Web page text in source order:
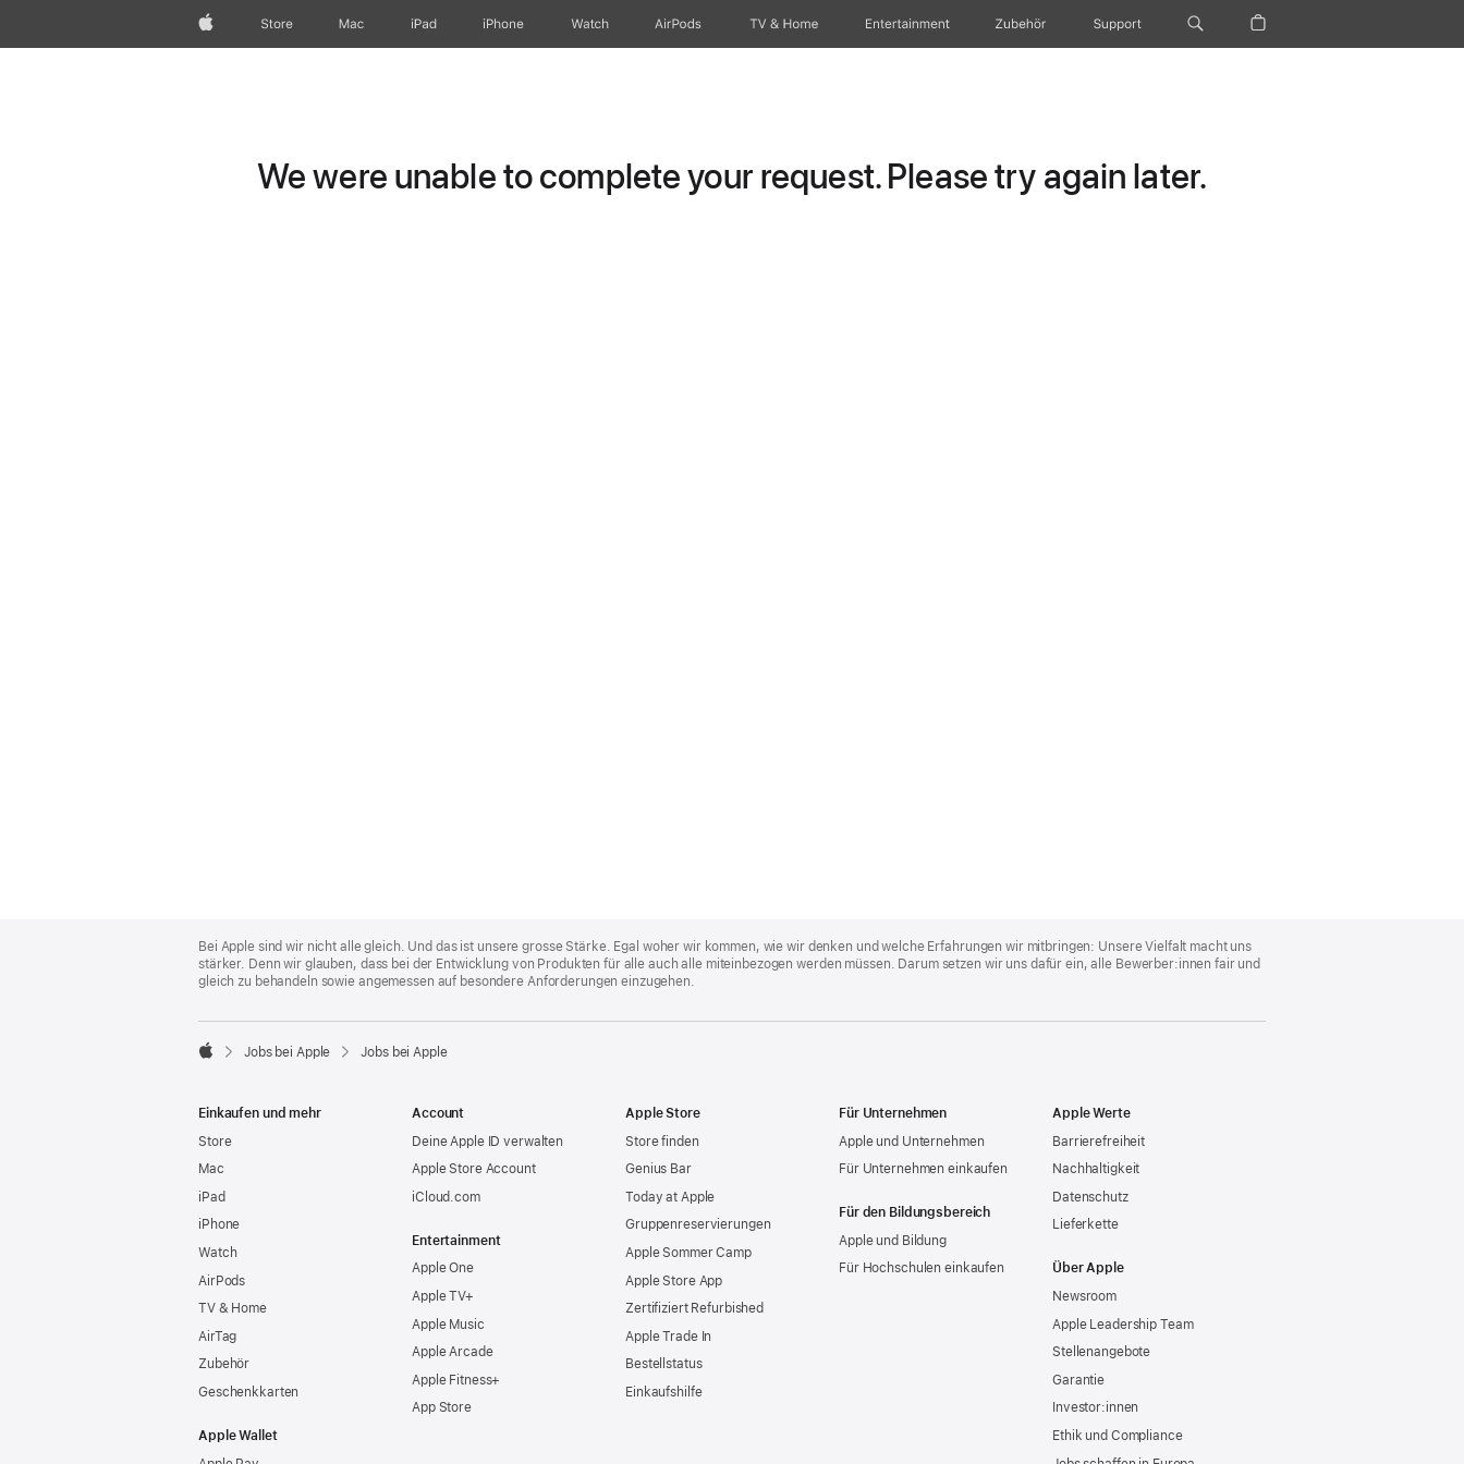
Apple Store Mac iPad iPhone Watch AirPods TV & Home Entertainment Zubehör Support
We were unable to complete your request. Please try again later.
Footer
Bei Apple sind wir nicht alle gleich. Und das ist unsere grosse Stärke. Egal woher wir kommen, wie wir denken und welche Erfahrungen wir mitbringen: Unsere Vielfalt macht uns
stärker. Denn wir glauben, dass bei der Entwicklung von Produkten für alle auch alle miteinbezogen werden müssen. Darum setzen wir uns dafür ein, alle Bewerber:innen fair und
gleich zu behandeln sowie angemessen auf besondere Anforderungen einzugehen.

Jobs bei Apple Jobs bei Apple
Einkaufen und mehr
Store
Mac
iPad
iPhone
Watch
AirPods
TV & Home
AirTag
Zubehör
Geschenkkarten
Apple Wallet
Account
Deine Apple ID verwalten
Apple Store Account
iCloud.com
Entertainment
Apple One
Apple TV+
Apple Music
Apple Arcade
Apple Fitness+
App Store
Apple Store
Store finden
Genius Bar
Today at Apple
Gruppen­reservierungen
Apple Sommer Camp
Apple Store App
Zertifiziert Refurbished
Apple Trade In
Bestellstatus
Einkaufshilfe
Für Unternehmen
Apple und Unternehmen
Für Unternehmen einkaufen
Für den Bildungsbereich
Apple und Bildung
Für Hochschulen einkaufen
Apple Werte
Barrierefreiheit
Nachhaltigkeit
Datenschutz
Lieferkette
Über Apple
Newsroom
Apple Leadership Team
Stellenangebote
Garantie
Investor:innen
Ethik und Compliance